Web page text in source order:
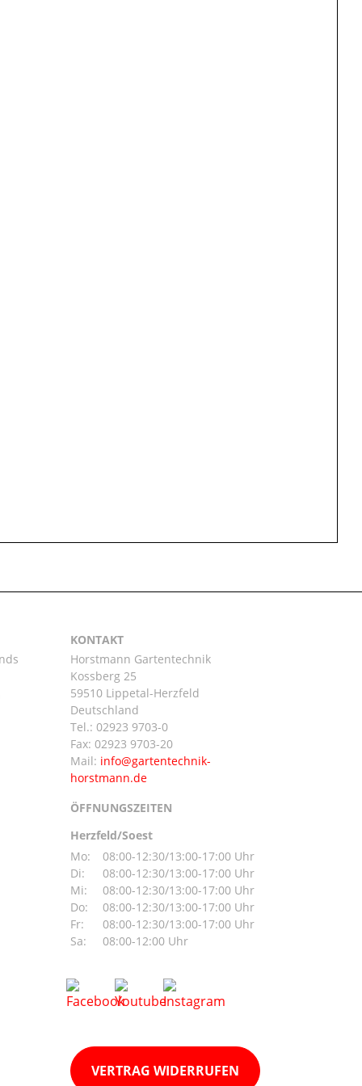
KONTAKT
Horstmann Gartentechnik
Kossberg 25
59510 Lippetal-Herzfeld
Deutschland
Tel.: 02923 9703-0
Fax: 02923 9703-20
Mail:
ÖFFNUNGSZEITEN
Herzfeld/Soest
Mo:
08:00-12:30/13:00-17:00 Uhr
Di:
08:00-12:30/13:00-17:00 Uhr
Mi:
08:00-12:30/13:00-17:00 Uhr
Do:
08:00-12:30/13:00-17:00 Uhr
Fr:
08:00-12:30/13:00-17:00 Uhr
Sa:
08:00-12:00 Uhr
VERTRAG WIDERRUFEN